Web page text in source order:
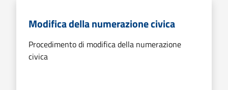
Modifica della numerazione civica
Procedimento di modifica della numerazione
civica